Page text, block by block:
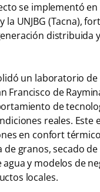
se implementó en
la UNJBG (Tacna),
distribuida
un laboratorio
Francisco de
de
reales. Este
en confort
de granos, secado
y modelos de
locales.